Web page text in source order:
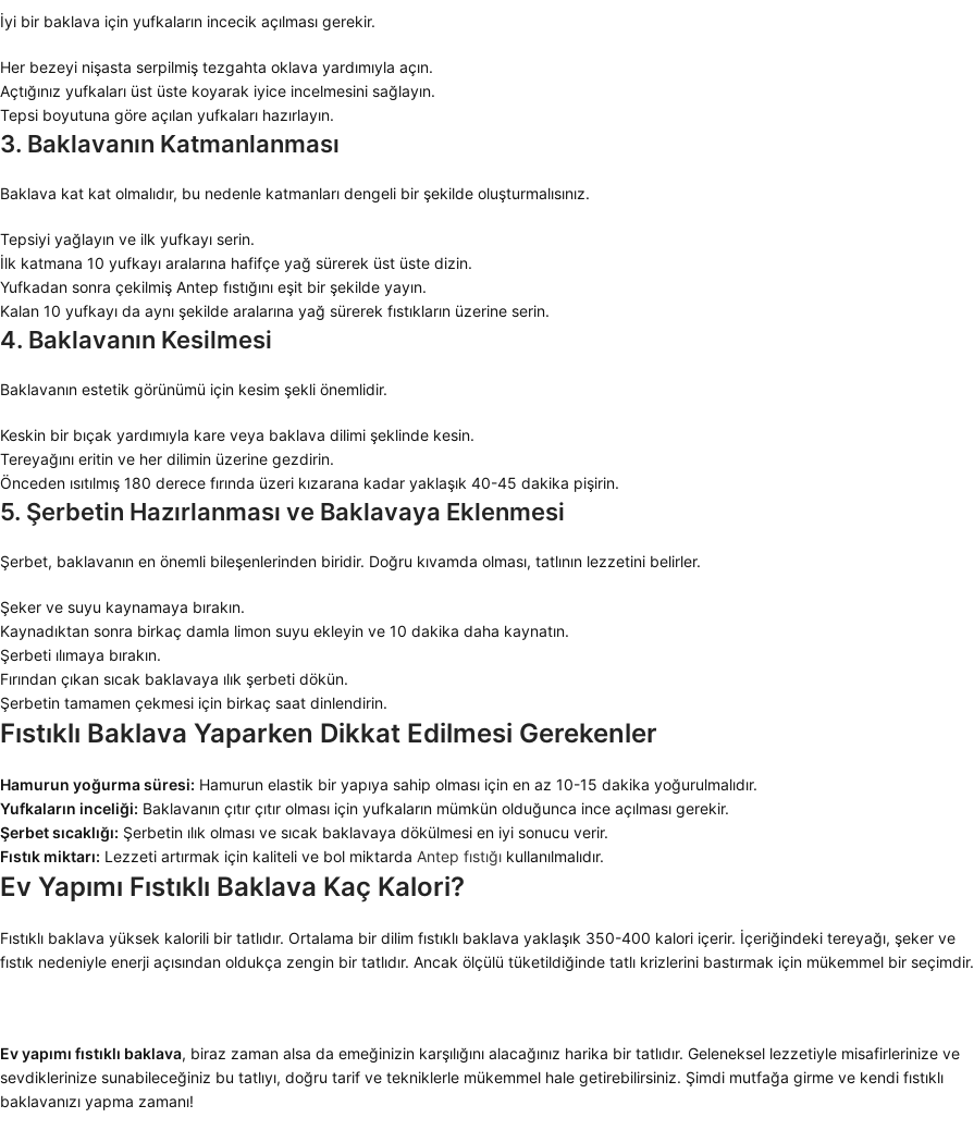
İyi bir baklava için yufkaların incecik açılması gerekir.
Her bezeyi nişasta serpilmiş tezgahta oklava yardımıyla açın.
Açtığınız yufkaları üst üste koyarak iyice incelmesini sağlayın.
Tepsi boyutuna göre açılan yufkaları hazırlayın.
3. Baklavanın Katmanlanması
Baklava kat kat olmalıdır, bu nedenle katmanları dengeli bir şekilde oluşturmalısınız.
Tepsiyi yağlayın ve ilk yufkayı serin.
İlk katmana 10 yufkayı aralarına hafifçe yağ sürerek üst üste dizin.
Yufkadan sonra çekilmiş Antep fıstığını eşit bir şekilde yayın.
Kalan 10 yufkayı da aynı şekilde aralarına yağ sürerek fıstıkların üzerine serin.
4. Baklavanın Kesilmesi
Baklavanın estetik görünümü için kesim şekli önemlidir.
Keskin bir bıçak yardımıyla kare veya baklava dilimi şeklinde kesin.
Tereyağını eritin ve her dilimin üzerine gezdirin.
Önceden ısıtılmış 180 derece fırında üzeri kızarana kadar yaklaşık 40-45 dakika pişirin.
5. Şerbetin Hazırlanması ve Baklavaya Eklenmesi
Şerbet, baklavanın en önemli bileşenlerinden biridir. Doğru kıvamda olması, tatlının lezzetini belirler.
Şeker ve suyu kaynamaya bırakın.
Kaynadıktan sonra birkaç damla limon suyu ekleyin ve 10 dakika daha kaynatın.
Şerbeti ılımaya bırakın.
Fırından çıkan sıcak baklavaya ılık şerbeti dökün.
Şerbetin tamamen çekmesi için birkaç saat dinlendirin.
Fıstıklı Baklava Yaparken Dikkat Edilmesi Gerekenler
Hamurun yoğurma süresi: Hamurun elastik bir yapıya sahip olması için en az 10-15 dakika yoğurulmalıdır.
Yufkaların inceliği: Baklavanın çıtır çıtır olması için yufkaların mümkün olduğunca ince açılması gerekir.
Şerbet sıcaklığı: Şerbetin ılık olması ve sıcak baklavaya dökülmesi en iyi sonucu verir.
Fıstık miktarı: Lezzeti artırmak için kaliteli ve bol miktarda Antep fıstığı kullanılmalıdır.
Ev Yapımı Fıstıklı Baklava Kaç Kalori?
Fıstıklı baklava yüksek kalorili bir tatlıdır. Ortalama bir dilim fıstıklı baklava yaklaşık 350-400 kalori içerir. İçeriğindeki tereyağı, şeker ve
fıstık nedeniyle enerji açısından oldukça zengin bir tatlıdır. Ancak ölçülü tüketildiğinde tatlı krizlerini bastırmak için mükemmel bir seçimdir.
Ev yapımı fıstıklı baklava, biraz zaman alsa da emeğinizin karşılığını alacağınız harika bir tatlıdır. Geleneksel lezzetiyle misafirlerinize ve
sevdiklerinize sunabileceğiniz bu tatlıyı, doğru tarif ve tekniklerle mükemmel hale getirebilirsiniz. Şimdi mutfağa girme ve kendi fıstıklı
baklavanızı yapma zamanı!